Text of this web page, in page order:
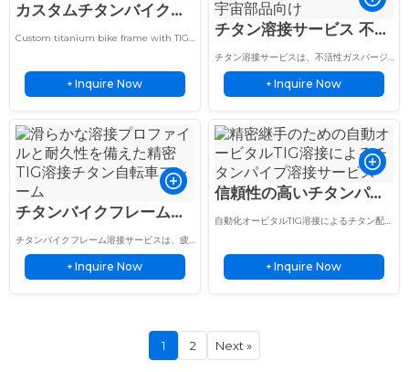
カスタムチタンバイクフ
レーム 軽量で滑らかな溶
Custom titanium bike frame with TIG
performance and durability.
+ Inquire Now
チタン溶接サービス 不活
性ガスパージによる航空
宇宙グレード補修
チタン溶接サービスは、不活性ガスパージ
により、航空宇宙、医療、精密産業用途向
けに、汚染のない高強度の溶接を提供しま
す。.
+ Inquire Now
チタンバイクフレーム溶
接 信頼性の高い精密TIG
サービスで5倍の寿命
チタンバイクフレーム溶接サービスは、疲
労耐性、強度、長期的なサイクリング性能
を備えた軽量TIG溶接フレームを提供しま
す。.
+ Inquire Now
信頼性の高いチタンパイ
プ溶接自動オービタル
自動化オービタルTIG溶接によるチタン配管
+ Inquire Now
1 2 Next »